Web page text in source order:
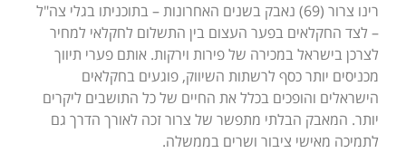
רינו צרור (69) נאבק בשנים האחרונות – בתוכניתו בגלי צה"ל
– לצד החקלאים בפער העצום בין התשלום לחקלאי למחיר
לצרכן בישראל במכירה של פירות וירקות. אותם פערי תיווך
מכניסים יותר כסף לרשתות השיווק, פוגעים בחקלאים
הישראלים והופכים בכלל את החיים של כל התושבים ליקרים
יותר. המאבק הבלתי מתפשר של צרור זכה לאורך הדרך גם
לתמיכה מאישי ציבור ושרים בממשלה.